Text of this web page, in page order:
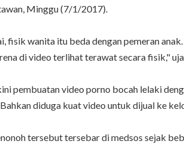
Minggu (7/1/2017).
fisik wanita itu beda dengan pemeran
di video terlihat terawat secara fisik,"
pembuatan video porno bocah lelaki
diduga kuat video untuk dijual ke
tersebut tersebar di medsos sejak